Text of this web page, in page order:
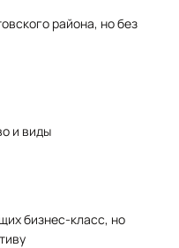
района, но без
и виды
бизнес-класс, но